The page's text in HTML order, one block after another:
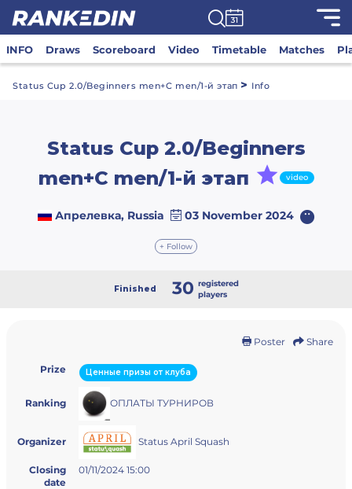
INFO Draws Scoreboard Video Timetable Matches
Status Cup 2.0/Beginners men+C men/1-й этап > Info
Status Cup 2.0/Beginners
men+C men/1-й этап
video
Апрелевка, Russia 03 November 2024
+ Follow
Finished 30 registered
players
Poster Share
Prize Ценные призы от клуба
Ranking ОПЛАТЫ ТУРНИРОВ
Organizer Status April Squash
Closing
date
01/11/2024 15:00